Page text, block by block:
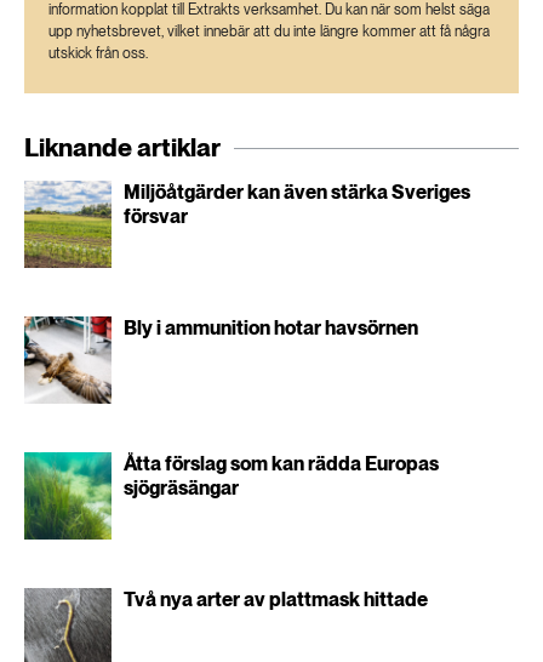
information kopplat till Extrakts verksamhet. Du kan när som helst säga
upp nyhetsbrevet, vilket innebär att du inte längre kommer att få några
utskick från oss.
Liknande artiklar
Miljöåtgärder kan även stärka Sveriges
försvar
Bly i ammunition hotar havsörnen
Åtta förslag som kan rädda Europas
sjögräsängar
Två nya arter av plattmask hittade